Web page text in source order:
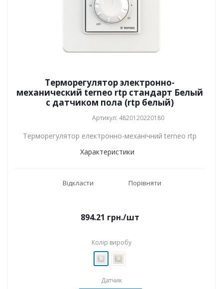
Терморегулятор электронно-
механический terneo rtp стандарт Белый
с датчиком пола (rtp белый)
Артикул: 4820120220180
Терморегулятор електронно-механічний terneo rtp
Характеристики
Відкласти Порівняти
894.21 грн./шт
Колір виробу
Датчик